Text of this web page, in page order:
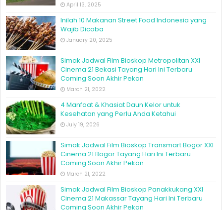
April 13, 2025
Inilah 10 Makanan Street Food Indonesia yang
Wajib Dicoba
January 20, 2025
Simak Jadwal Film Bioskop Metropolitan XXI
Cinema 21 Bekasi Tayang Hari Ini Terbaru
Coming Soon Akhir Pekan
March 21, 2022
4 Manfaat & Khasiat Daun Kelor untuk
Kesehatan yang Perlu Anda Ketahui
July 19, 2026
Simak Jadwal Film Bioskop Transmart Bogor XXI
Cinema 21 Bogor Tayang Hari Ini Terbaru
Coming Soon Akhir Pekan
March 21, 2022
Simak Jadwal Film Bioskop Panakkukang XXI
Cinema 21 Makassar Tayang Hari Ini Terbaru
Coming Soon Akhir Pekan